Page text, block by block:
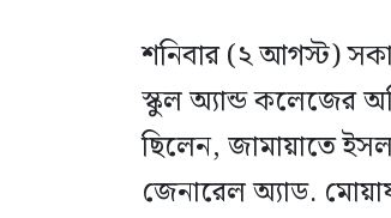
শনিবার (২ আগস্ট)
স্কুল অ্যান্ড কলেজের
ছিলেন, জামায়াতে
জেনারেল অ্যাড.